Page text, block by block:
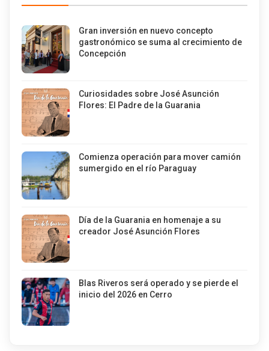
Gran inversión en nuevo concepto
gastronómico se suma al crecimiento de
Concepción
Curiosidades sobre José Asunción
Flores: El Padre de la Guarania
Comienza operación para mover camión
sumergido en el río Paraguay
Día de la Guarania en homenaje a su
creador José Asunción Flores
Blas Riveros será operado y se pierde el
inicio del 2026 en Cerro